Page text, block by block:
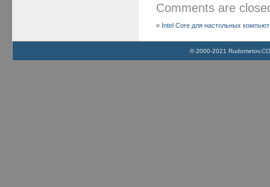
Comments are
« Intel Core для настольных
© 2000-2021